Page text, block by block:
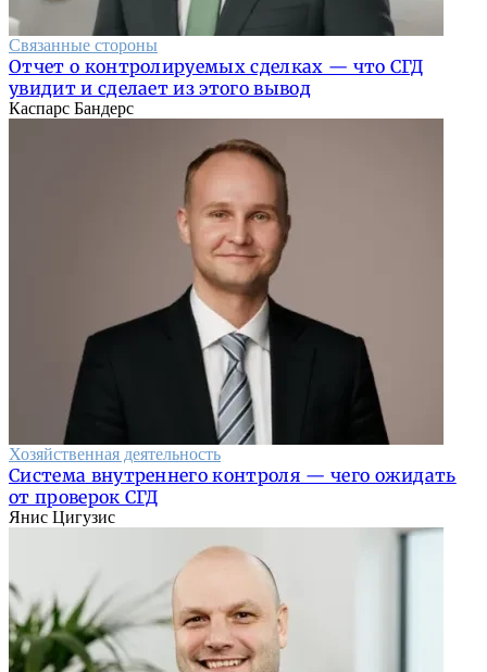
Связанные стороны
Отчет о контролируемых сделках — что СГД
увидит и сделает из этого вывод
Каспарс Бандерс
Хозяйственная деятельность
Система внутреннего контроля — чего ожидать
от проверок СГД
Янис Цигузис